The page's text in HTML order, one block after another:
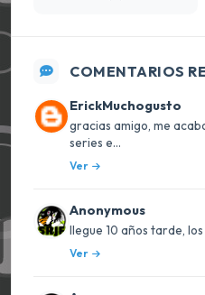
COMENTARIOS
ErickMuchogusto
gracias amigo, me
series e...
Ver
Anonymous
llegue 10 años tarde,
Ver